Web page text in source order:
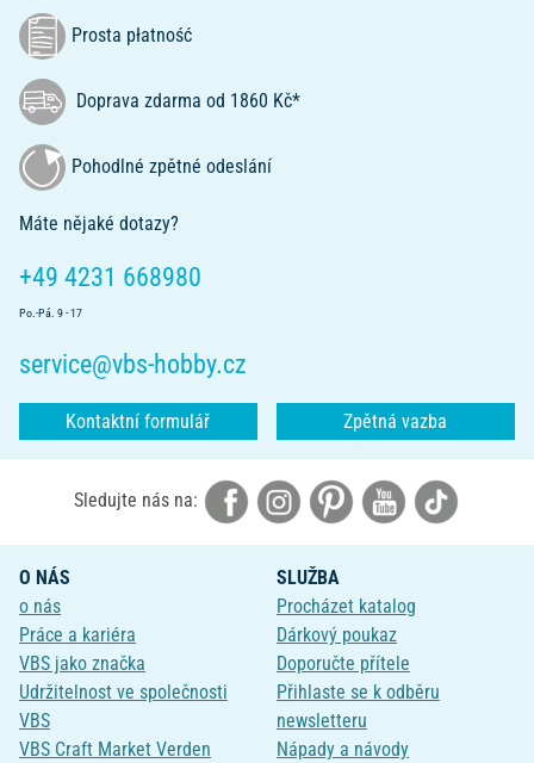
Prosta płatność
Doprava zdarma od 1860 Kč*
Pohodlné zpětné odeslání
Máte nějaké dotazy?
+49 4231 668980
Po.-Pá. 9 - 17
service@vbs-hobby.cz
Kontaktní formulář Zpětná vazba
Sledujte nás na:
O NÁS
o nás
Práce a kariéra
VBS jako značka
Udržitelnost ve společnosti
VBS
VBS Craft Market Verden
SLUŽBA
Procházet katalog
Dárkový poukaz
Doporučte přítele
Přihlaste se k odběru
newsletteru
Nápady a návody